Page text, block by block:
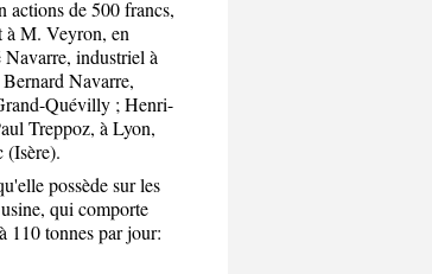
actions de 500 francs,
à M. Veyron, en
industriel à
Navarre,
Quévilly ; Henri-
Treppoz, à Lyon,
(Isère).
possède sur les
qui comporte
110 tonnes par jour: